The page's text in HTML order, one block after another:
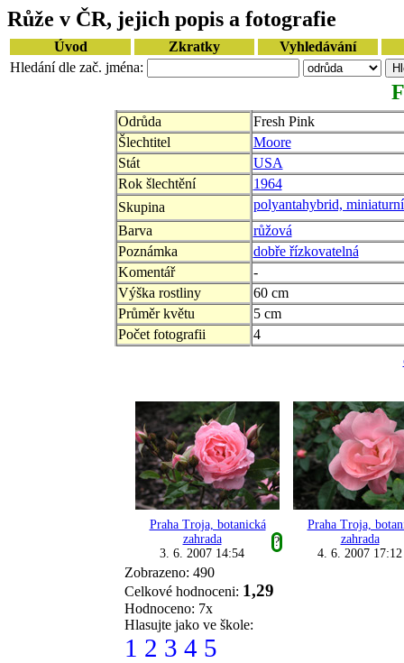
Růže v ČR, jejich popis a fotografie
Úvod Zkratky
Vyhledávání
Hledání dle zač. jména:
Odrůda
Fresh Pink
Šlechtitel
Moore
Stát
USA
Rok šlechtění
1964
Skupina
polyantahybrid,
Barva
růžová
Poznámka
dobře řízkovatelná
Komentář
-
Výška rostliny
60 cm
Průměr květu
5 cm
Počet fotografii
4
Praha Troja, botanická
zahrada
?
3. 6. 2007 14:54
Praha Troja,
zahrada
4. 6. 2007 17:12
Zobrazeno: 490
Celkové hodnoceni: 1,29
Hodnoceno: 7x
Hlasujte jako ve škole:
1 2 3 4 5